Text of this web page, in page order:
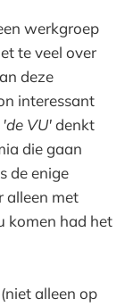
werkgroep
te veel over
deze
interessant
'de VU'denkt
die gaan
de enige
alleen met
komen had het
alleen op